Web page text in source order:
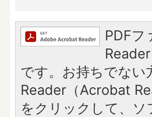
PDFフ
です。お持ちでな
Reader（Acrobat
をクリックして、